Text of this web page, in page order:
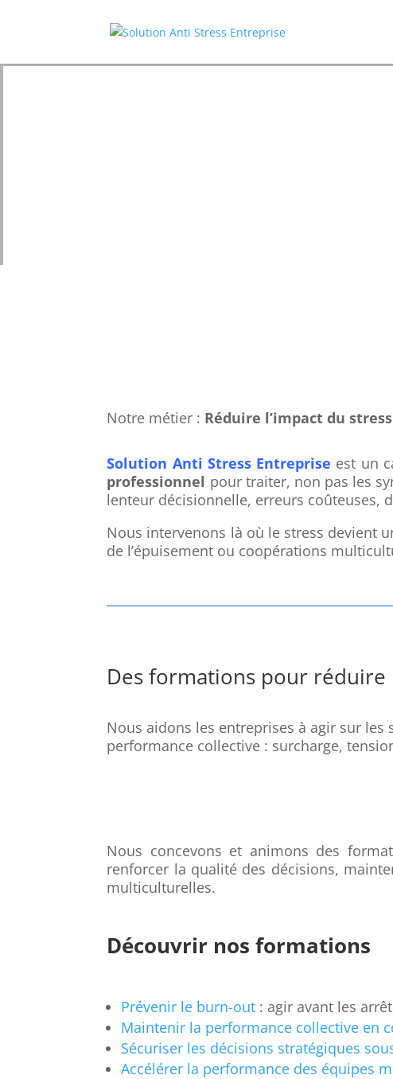
Notre métier : Réduire l’impact du
Solution Anti Stress Entreprise est un
professionnel pour traiter, non pas les
lenteur décisionnelle, erreurs coûteuses,
Nous intervenons là où le stress devient
de l’épuisement ou coopérations
Des formations pour réduire
Nous aidons les entreprises à agir sur
performance collective : surcharge,
Nous concevons et animons des
renforcer la qualité des décisions,
multiculturelles.
Découvrir nos formations
Prévenir le burn-out : agir avant les
Maintenir la performance collective en
Sécuriser les décisions stratégiques
Accélérer la performance des équipes